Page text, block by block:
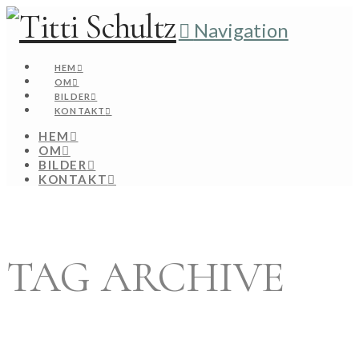
Navigation
HEM
OM
BILDER
KONTAKT
HEM
OM
BILDER
KONTAKT
TAG ARCHIVE